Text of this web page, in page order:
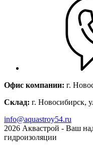
Офис компании: г.
Склад: г. Новосибирск,
info@aquastroy54.ru
2026 Аквастрой - Ваш
гидроизоляции